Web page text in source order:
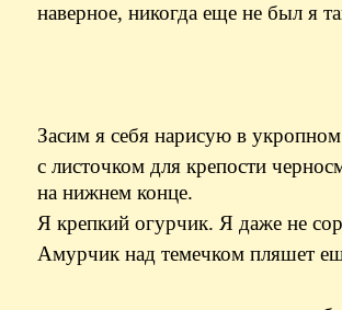
наверное, никогда еще не был я
Засим я себя нарисую в
с листочком для крепости
на нижнем конце.
Я крепкий огурчик. Я даже не
Амурчик над темечком пляшет